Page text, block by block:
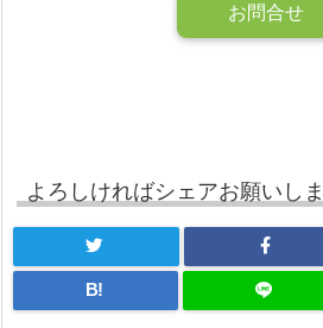
お問合せ
よろしければシェアお願いし
B!